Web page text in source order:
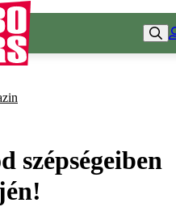
szépségeiben